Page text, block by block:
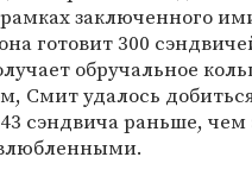
заключенного
готовит 300
обручальное
Смит удалось
сэндвича раньше, чем